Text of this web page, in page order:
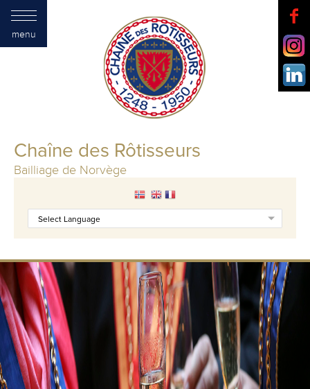
Chaîne des Rôtisseurs
Bailliage de Norvège
menu